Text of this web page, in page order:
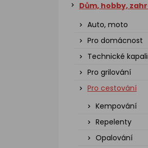
Dům, hobby,
Auto, moto
Pro domácnost
Technické
Pro grilování
Pro cestování
Kempování
Repelenty
Opalování